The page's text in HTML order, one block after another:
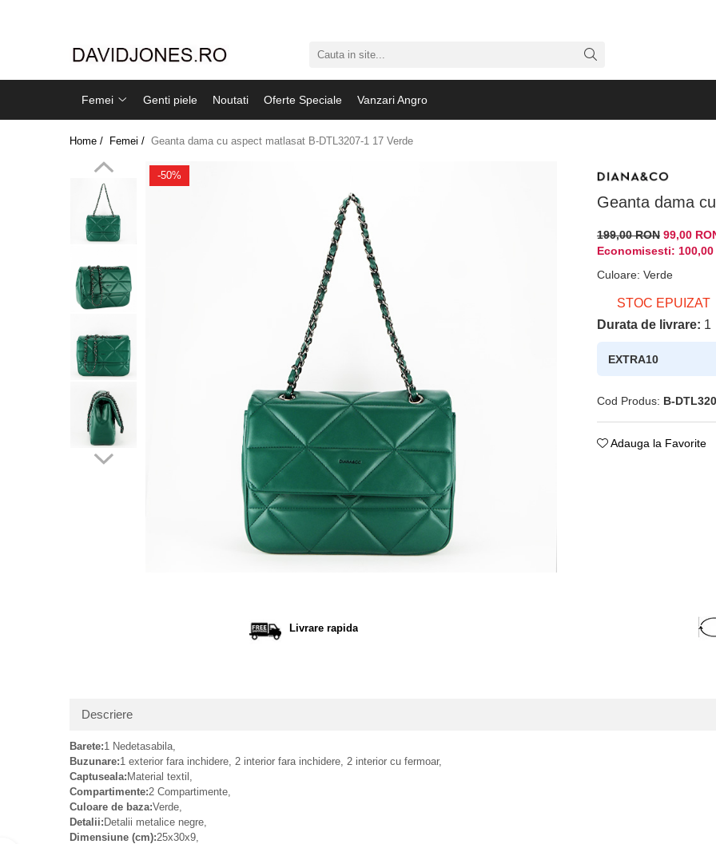
Cizme si botine
Mocasini si balerini
Femei Genti piele Noutati Oferte Speciale Vanzari Angro
Home / Femei / Geanta dama cu aspect matlasat B-DTL3207-1 17 Verde
Geanta dama
-50%
Facebook
199,00 RON 99,00
Economisesti: 100,00
Culoare: Verde
STOC EPUIZAT
Durata de livrare: 1
EXTRA10
Cod Produs: B-
Adauga la Favorite
Livrare rapida
Descriere
Barete:1 Nedetasabila,
Buzunare:1 exterior fara inchidere, 2 interior fara inchidere, 2 interior cu fermoar,
Captuseala: Material textil,
Compartimente:2 Compartimente,
Culoare de baza:Verde,
Detalii: Detalii metalice negre,
Dimensiune (cm):25x30x9,